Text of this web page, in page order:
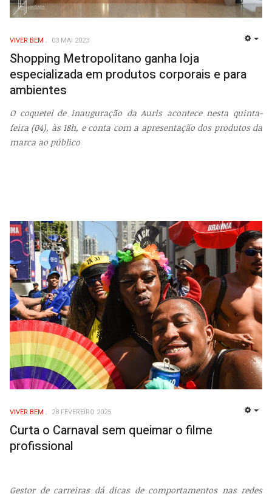
VIVER BEM 03 MAI 2023
Shopping Metropolitano ganha loja
especializada em produtos corporais e para
ambientes
O coquetel de inauguração da Auris acontece nesta quinta-
feira (04), às 18h, e conta com a apresentação dos produtos da
marca ao público
VIVER BEM 28 FEVEREIRO 2025
Curta o Carnaval sem queimar o filme
profissional
Gestor de carreiras dá dicas de comportamentos nas redes